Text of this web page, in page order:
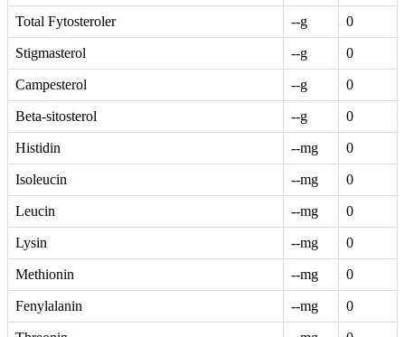
Total Fytosteroler --g 0
Stigmasterol --g 0
Campesterol --g 0
Beta-sitosterol --g 0
Histidin --mg 0
Isoleucin --mg 0
Leucin --mg 0
Lysin --mg 0
Methionin --mg 0
Fenylalanin --mg 0